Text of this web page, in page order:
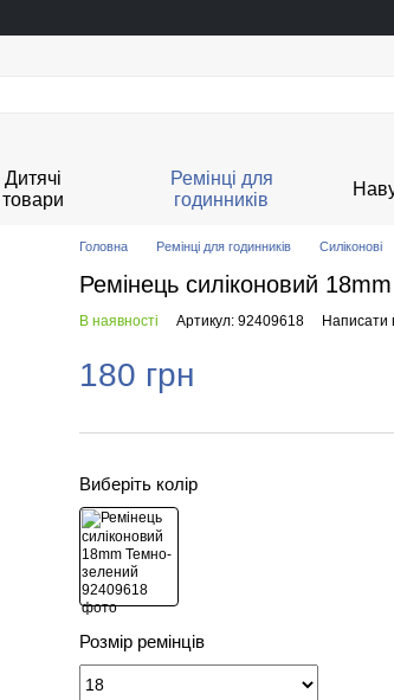
Дитячі
товари
Ремінці для
годинників
Головна Ремінці для годинників Силіконові
Ремінець силіконовий
В наявності Артикул: 92409618 Написати
180 грн
Виберіть колір
Розмір ремінців